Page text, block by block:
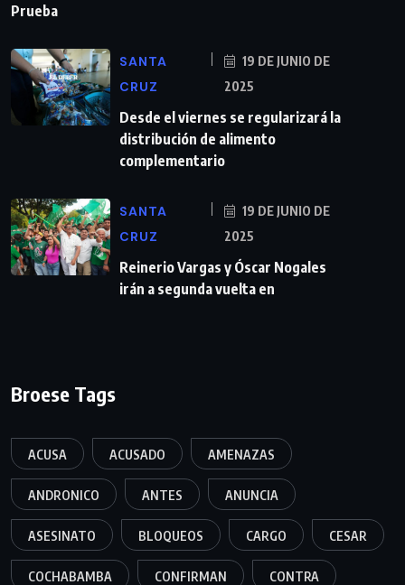
Prueba
SANTA
CRUZ
19 DE JUNIO DE
2025
Desde el viernes se regularizará la
distribución de alimento
complementario
SANTA
CRUZ
19 DE JUNIO DE
2025
Reinerio Vargas y Óscar Nogales
irán a segunda vuelta en
Broese Tags
ACUSA ACUSADO AMENAZAS
ANDRONICO ANTES ANUNCIA
ASESINATO BLOQUEOS CARGO CESAR
COCHABAMBA CONFIRMAN CONTRA